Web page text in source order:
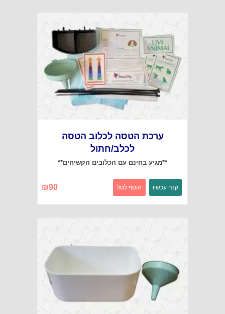
ערכת הטסה לכלוב הטסה
לכלב/חתול
**מגיע בחינם עם הכלובים הקשיחים**
90
₪ קנה עכשיו הוסף לסל